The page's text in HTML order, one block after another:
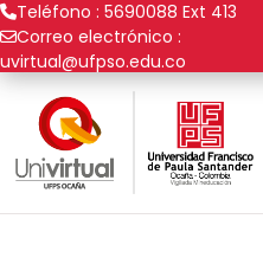
Saltar al contenido principal
Teléfono : 5690088 Ext 413
Correo electrónico :
uvirtual@ufpso.edu.co